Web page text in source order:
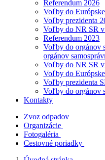
Referendum 2026
Voľby do
Voľby prezidenta
Voľby do NR SR
Referendum 2023
Voľby do orgánov
orgánov
Voľby do NR SR
Voľby do
Voľby prezidenta
Voľby do orgánov
Kontakty
Zvoz odpadov
Organizácie
Fotogaléria
Cestovné poriadky